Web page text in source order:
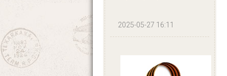
2025-05-27 16:11